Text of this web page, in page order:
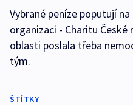
Vybrané peníze poputují
organizaci - Charitu
oblasti poslala třeba
tým.
ŠTÍTKY